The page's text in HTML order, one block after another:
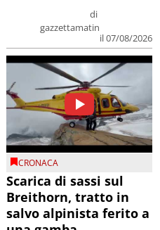
di
gazzettamatin
il 07/08/2026
CRONACA
Scarica di sassi sul
Breithorn, tratto in
salvo alpinista ferito a